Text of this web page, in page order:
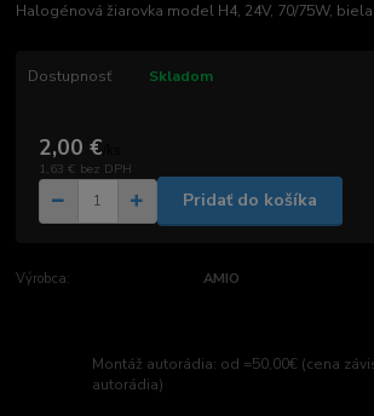
Halogénová žiarovka model H4, 24V, 70/75W, biela.
Dostupnosť Skladom
2,00 €
1,63 € bez DPH
Pridať do košíka
Výrobca: AMIO
Montáž autorádia: od =50,00€ (cena
autorádia)